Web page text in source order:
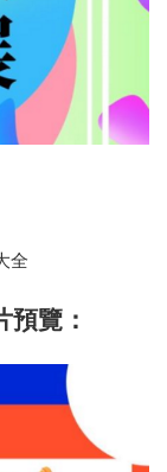
全
覽：